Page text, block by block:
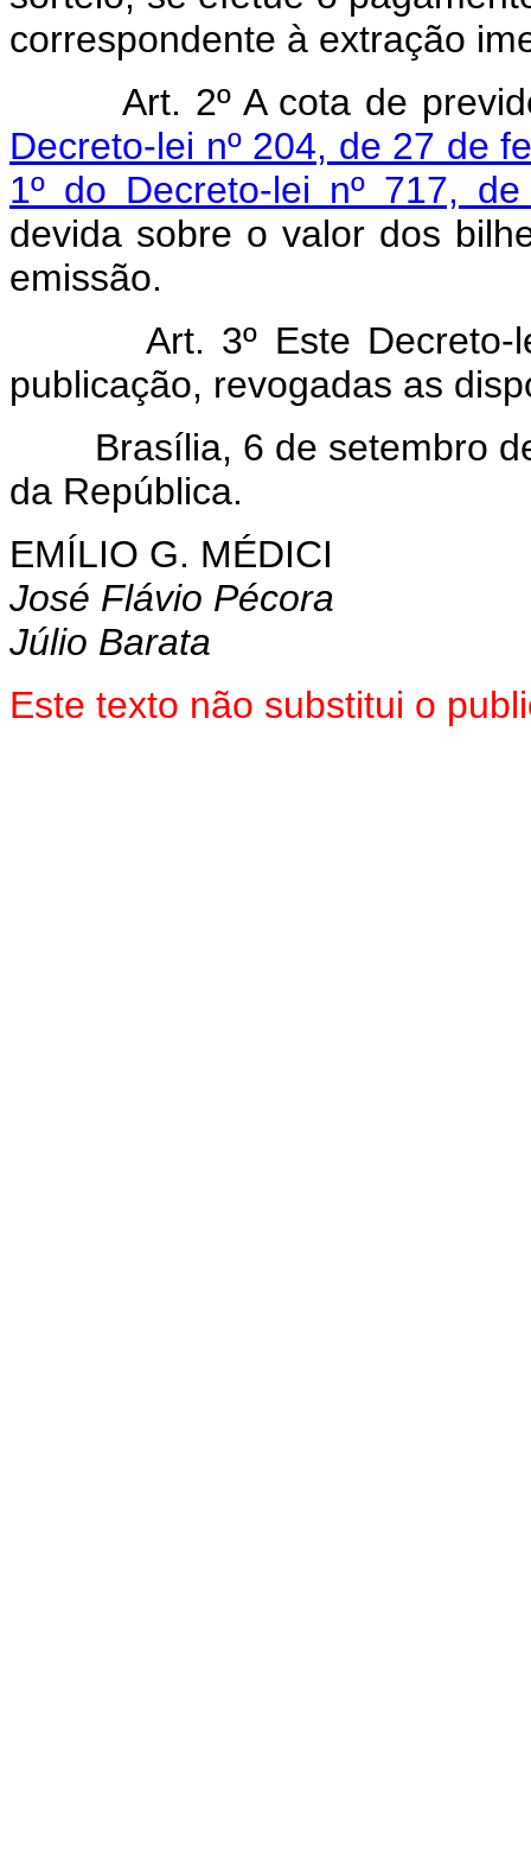
correspondente à extração
Art. 2º A cota de
Decreto-lei nº 204, de 27 de
1º do Decreto-lei nº 717,
devida sobre o valor dos
emissão.
Art. 3º Este Decreto-lei
publicação, revogadas as
Brasília, 6 de setembro de
da República.
EMÍLIO G. MÉDICI
José Flávio Pécora
Júlio Barata
Este texto não substitui o